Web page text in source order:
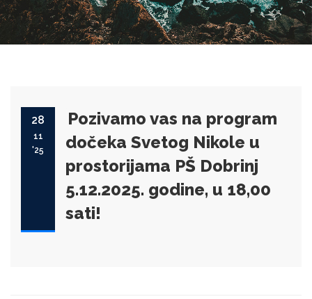
28
11
'25
Pozivamo vas na program
dočeka Svetog Nikole u
prostorijama PŠ Dobrinj
5.12.2025. godine, u 18,00
sati!